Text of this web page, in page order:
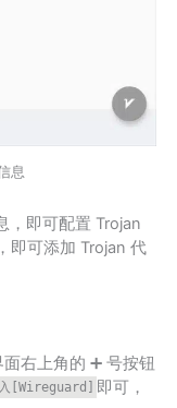
息
，即可配置 Trojan
即可添加 Trojan 代
右上角的 ➕ 号按钮
[Wireguard]
即可，